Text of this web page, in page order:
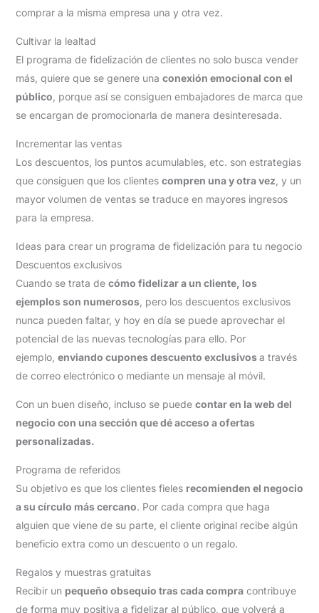
comprar a la misma empresa una y otra vez.
Cultivar la lealtad
El programa de fidelización de clientes no solo busca vender
más, quiere que se genere una conexión emocional con el
público , porque así se consiguen embajadores de marca que
se encargan de promocionarla de manera desinteresada.
Incrementar las ventas
Los descuentos, los puntos acumulables, etc. son estrategias
que consiguen que los clientes compren una y otra vez , y un
mayor volumen de ventas se traduce en mayores ingresos
para la empresa.
Ideas para crear un programa de fidelización para tu negocio
Descuentos exclusivos
Cuando se trata de cómo fidelizar a un cliente, los
ejemplos son numerosos, pero los descuentos exclusivos
nunca pueden faltar, y hoy en día se puede aprovechar el
potencial de las nuevas tecnologías para ello. Por
ejemplo, enviando cupones descuento exclusivosa través
de correo electrónico o mediante un mensaje al móvil.
Con un buen diseño, incluso se puede contar en la web del
negocio con una sección que dé acceso a ofertas
personalizadas.
Programa de referidos
Su objetivo es que los clientes fieles recomienden el negocio
a su círculo más cercano. Por cada compra que haga
alguien que viene de su parte, el cliente original recibe algún
beneficio extra como un descuento o un regalo.
Regalos y muestras gratuitas
Recibir un pequeño obsequio tras cada compracontribuye
de forma muy positiva a fidelizar al público, que volverá a